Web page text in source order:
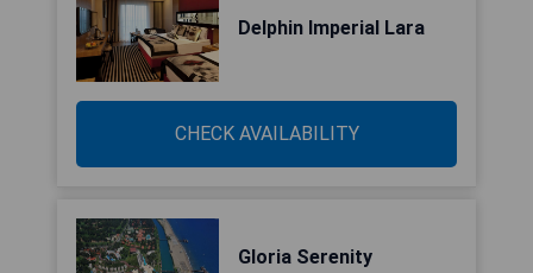
Delphin Imperial Lara
CHECK AVAILABILITY
Gloria Serenity